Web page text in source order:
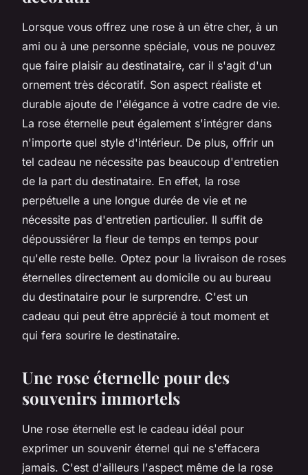
Lorsque vous offrez une rose à un être cher, à un
ami ou à une personne spéciale, vous ne pouvez
que faire plaisir au destinataire, car il s'agit d'un
ornement très décoratif. Son aspect réaliste et
durable ajoute de l'élégance à votre cadre de vie.
La rose éternelle peut également s'intégrer dans
n'importe quel style d'intérieur. De plus, offrir un
tel cadeau ne nécessite pas beaucoup d'entretien
de la part du destinataire. En effet, la rose
perpétuelle a une longue durée de vie et ne
nécessite pas d'entretien particulier. Il suffit de
dépoussiérer la fleur de temps en temps pour
qu'elle reste belle. Optez pour la livraison de roses
éternelles directement au domicile ou au bureau
du destinataire pour le surprendre. C'est un
cadeau qui peut être apprécié à tout moment et
qui fera sourire le destinataire.
Une rose éternelle pour des
souvenirs immortels
Une rose éternelle est le cadeau idéal pour
exprimer un souvenir éternel qui ne s'effacera
jamais. C'est d'ailleurs l'aspect même de la rose